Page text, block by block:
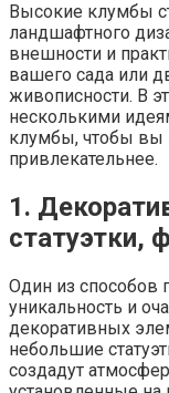
Высокие клумбы
ландшафтного
внешности и
вашего сада или
живописности. В
несколькими
клумбы, чтобы вы
привлекательнее.
1.
статуэтки,
Один из способов
уникальность и
декоративных
небольшие
создадут